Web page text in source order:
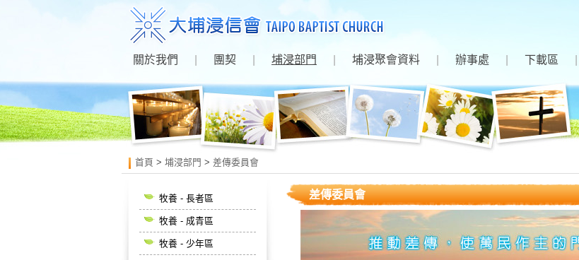
關於我們 團契 埔浸部門 埔浸聚會資料 辦事處 下載區
首頁 > 埔浸部門 > 差傳委員會
牧養 - 長者區
牧養 - 成青區
牧養 - 少年區
差傳委員會